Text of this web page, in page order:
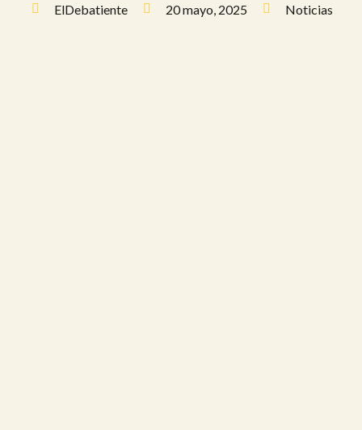
ElDebatiente 20 mayo, 2025 Noticias